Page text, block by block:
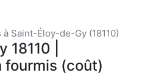
Saint-Éloy-de-Gy (18110)
|
fourmis (coût)